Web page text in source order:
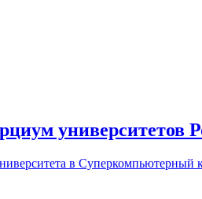
университетов
в Суперкомпьютерный